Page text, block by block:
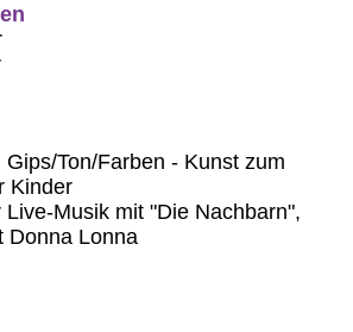
Ton/Farben - Kunst zum
Kinder
Live-Musik mit "Die Nachbarn",
Donna Lonna